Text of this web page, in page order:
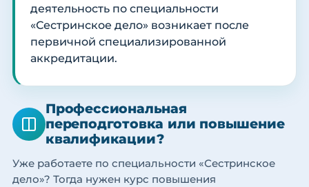
деятельность по специальности
«Сестринское дело» возникает после
первичной специализированной
аккредитации.
Профессиональная
переподготовка или повышение
квалификации?
Уже работаете по специальности «Сестринское
дело»? Тогда нужен курс повышения